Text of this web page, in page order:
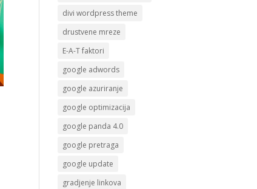
divi wordpress theme
drustvene mreze
E-A-T faktori
google adwords
google azuriranje
google optimizacija
google panda 4.0
google pretraga
google update
gradjenje linkova